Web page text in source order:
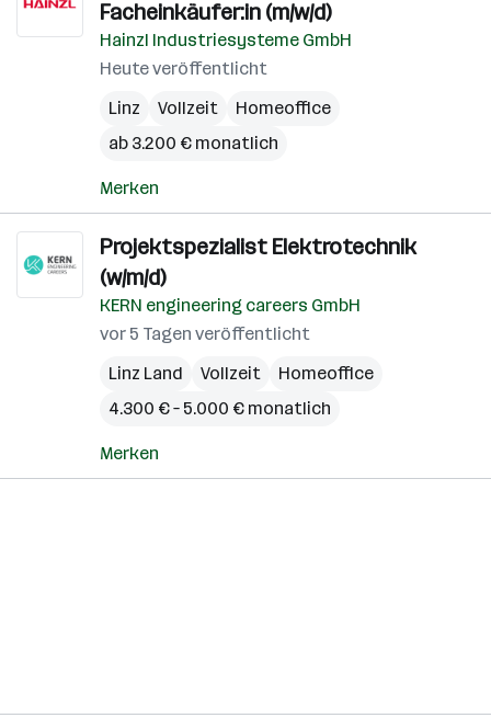
Facheinkäufer:in (m/w/d)
Hainzl Industriesysteme GmbH
Heute veröffentlicht
Linz
Vollzeit
Homeoffice
ab 3.200 € monatlich
Merken
Projektspezialist Elektrotechnik
(w/m/d)
KERN engineering careers GmbH
vor 5 Tagen veröffentlicht
Linz Land
Vollzeit
Homeoffice
4.300 € – 5.000 € monatlich
Merken